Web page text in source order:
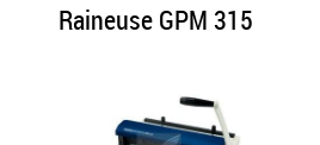
Raineuse GPM 315